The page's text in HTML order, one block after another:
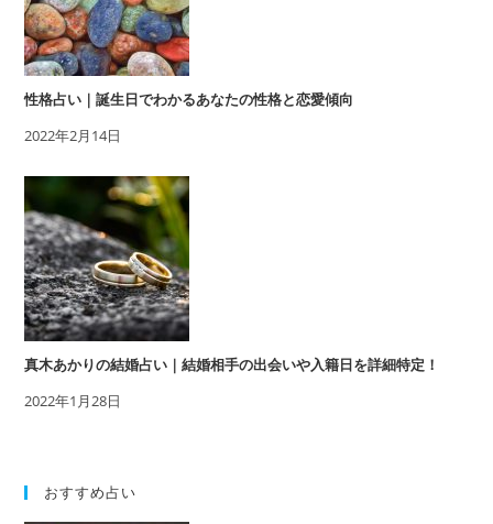
性格占い｜誕生日でわかるあなたの性格と恋愛傾向
2022年2月14日
真木あかりの結婚占い｜結婚相手の出会いや入籍日を詳細特定！
2022年1月28日
おすすめ占い